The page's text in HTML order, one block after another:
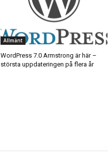
Allmänt
WordPress 7.0 Armstrong är här –
största uppdateringen på flera år